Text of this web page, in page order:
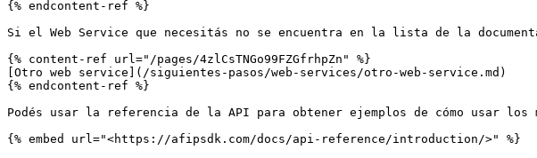
{% endcontent-ref %}
Si el Web Service que necesitás no se encuentra en la lista de la
{% content-ref url="/pages/4zlCsTNGo99FZGfrhpZn" %}
[Otro web service](/siguientes-pasos/web-services/otro-web-service.md)
{% endcontent-ref %}
Podés usar la referencia de la API para obtener ejemplos de cómo usar los
{% embed url="<https://afipsdk.com/docs/api-reference/introduction/>" %}